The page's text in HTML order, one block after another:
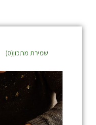
שמירת מתכון(0
)